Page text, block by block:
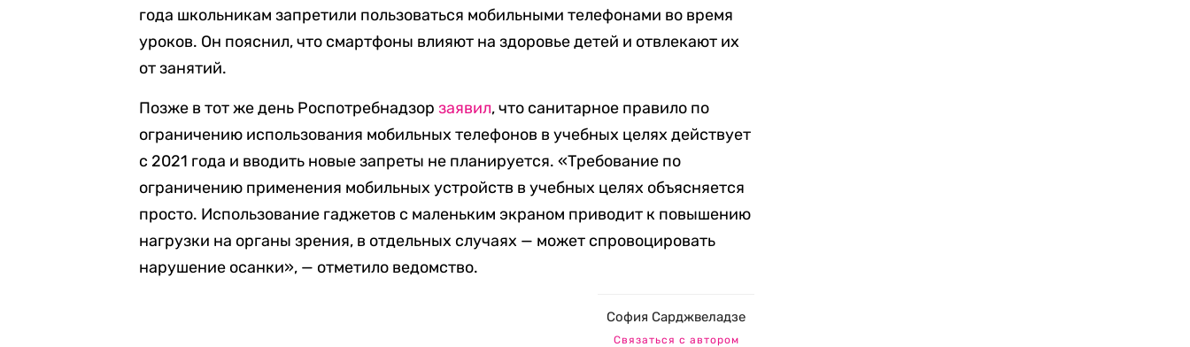
года школьникам запретили пользоваться мобильными телефонами во время
уроков. Он пояснил, что смартфоны влияют на здоровье детей и отвлекают их
от занятий.
Позже в тот же день Роспотребнадзорзаявил, что санитарное правило по
ограничению использования мобильных телефонов в учебных целях действует
с 2021 года и вводить новые запреты не планируется. «Требование по
ограничению применения мобильных устройств в учебных целях объясняется
просто. Использование гаджетов с маленьким экраном приводит к повышению
нагрузки на органы зрения, в отдельных случаях — может спровоцировать
нарушение осанки», — отметило ведомство.
София Сарджвеладзе
Связаться с автором